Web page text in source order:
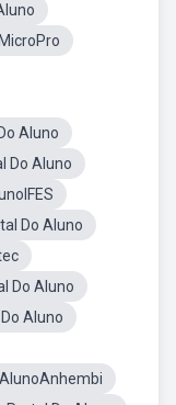
Aluno
Do Aluno
Do Aluno
Do Aluno
Aluno